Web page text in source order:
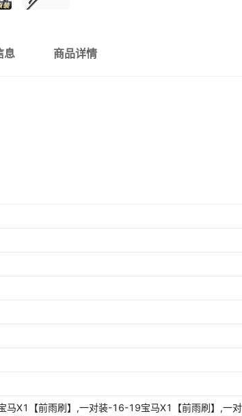
息 商品详情
马X1【前雨刷】,一对装-16-19宝马X1【前雨刷】,一对